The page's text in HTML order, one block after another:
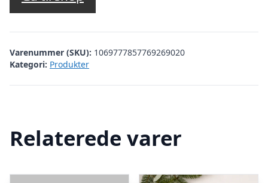
Varenummer (SKU): 1069777857769269020
Kategori: Produkter
Relaterede varer